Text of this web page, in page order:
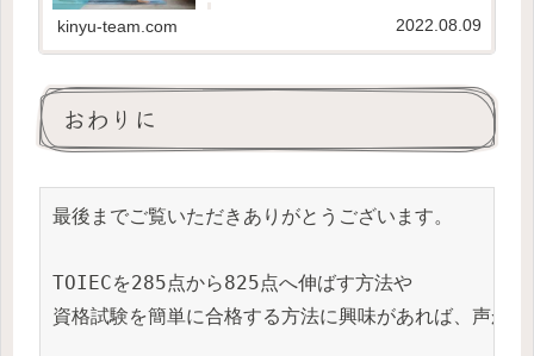
kinyu-team.com 2022.08.09
おわりに
最後までご覧いただきありがとうございます。
TOIECを285点から825点へ伸ばす方法や
資格試験を簡単に合格する方法に興味があれば、声か